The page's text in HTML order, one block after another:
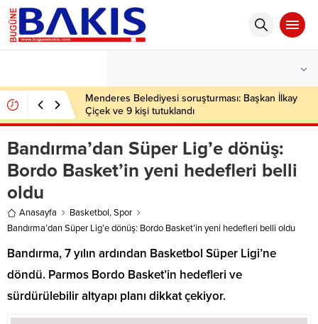
Menderes Belediyesi soruşturması: Başkan İlkay
Çiçek ve 9 kişi tutuklandı
Bandırma’dan Süper Lig’e dönüş:
Bordo Basket’in yeni hedefleri belli
oldu
Anasayfa Basketbol,Spor
Bandırma’dan Süper Lig’e dönüş: Bordo Basket’in yeni hedefleri belli oldu
Bandırma, 7 yılın ardından Basketbol Süper Ligi’ne
döndü. Parmos Bordo Basket’in hedefleri ve
sürdürülebilir altyapı planı dikkat çekiyor.